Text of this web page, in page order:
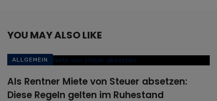
YOU MAY ALSO LIKE
ALLGEMEIN
Als Rentner Miete von Steuer absetzen:
Diese Regeln gelten im Ruhestand